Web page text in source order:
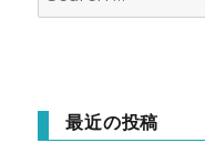
for:
最近の投稿